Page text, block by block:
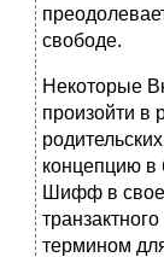
свободе.
Некоторые
произойти в
концепцию
Шифф в
термином